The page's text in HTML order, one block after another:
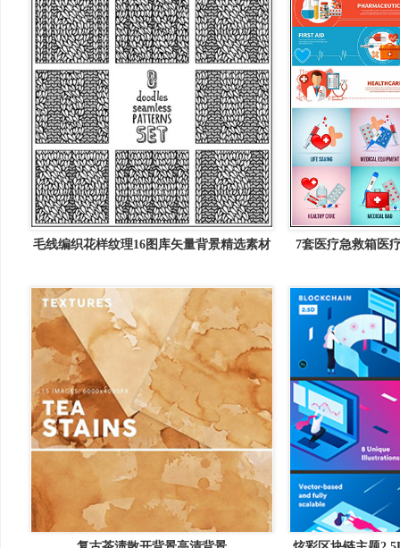
毛线编织花样纹理16图库矢量背景精选素材
7套医疗急救箱医